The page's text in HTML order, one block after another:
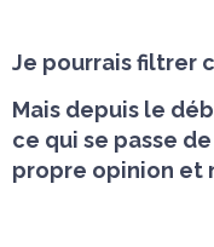
Je pourrais filtrer
Mais depuis le
ce qui se passe
propre opinion et